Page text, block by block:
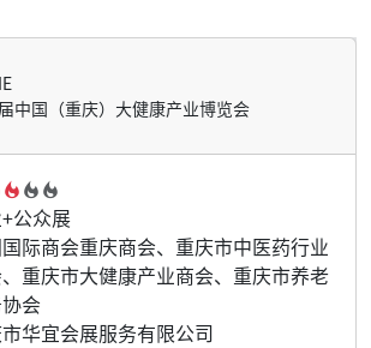
中国（重庆）大健康产业博览会
公众展
际商会重庆商会、重庆市中医药行业
重庆市大健康产业商会、重庆市养老
会
华宜会展服务有限公司